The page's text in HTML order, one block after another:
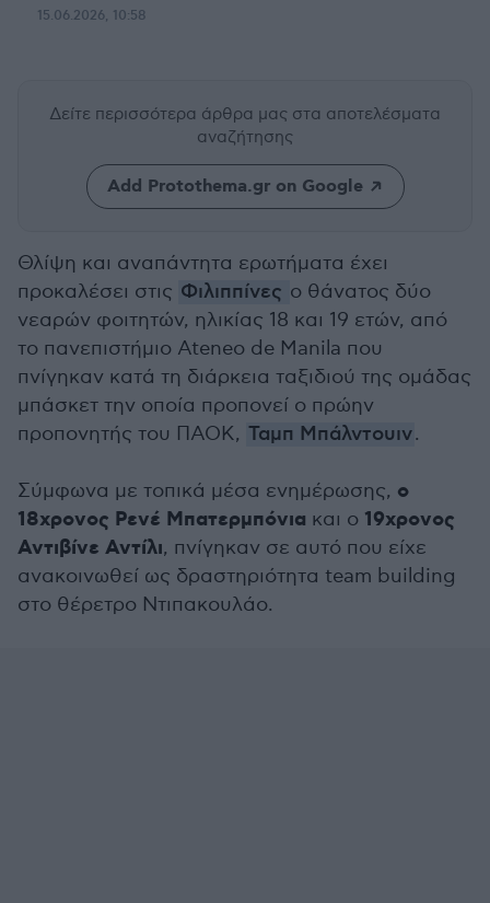
15.06.2026, 10:58
Δείτε περισσότερα άρθρα μας στα αποτελέσματα
αναζήτησης
Add Protothema.gr on Google
Θλίψη και αναπάντητα ερωτήματα έχει
προκαλέσει στις Φιλιππίνες ο θάνατος δύο
νεαρών φοιτητών, ηλικίας 18 και 19 ετών, από
το πανεπιστήμιο Ateneo de Manila που
πνίγηκαν κατά τη διάρκεια ταξιδιού της ομάδας
μπάσκετ την οποία προπονεί ο πρώην
προπονητής του ΠΑΟΚ, Ταμπ Μπάλντουιν.
Σύμφωνα με τοπικά μέσα ενημέρωσης, ο
18χρονος Ρενέ Μπατερμπόνια και ο 19χρονος
Αντιβίνε Αντίλι, πνίγηκαν σε αυτό που είχε
ανακοινωθεί ως δραστηριότητα team building
στο θέρετρο Ντιπακουλάο.